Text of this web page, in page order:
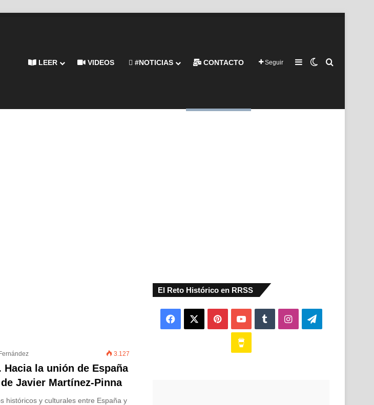
LEER VIDEOS #NOTICIAS CONTACTO Seguir Barra lateral
Switch skin
3.127
Hacia la unión de España
Javier Martínez-Pinna
históricos y culturales entre España y
El Reto Histórico en RRSS
Facebook PinterestYouTubeTumblrInstagramTelegram